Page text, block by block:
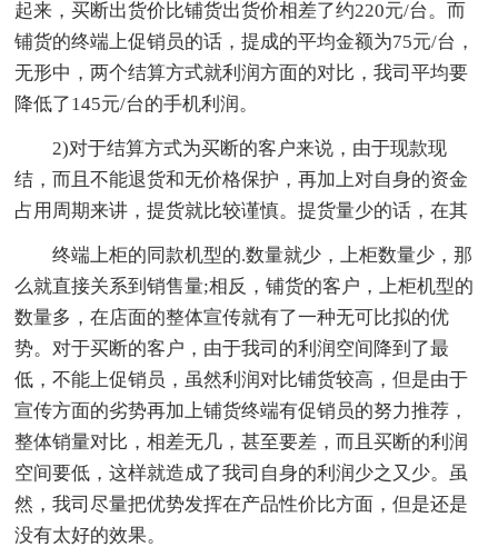
起来，买断出货价比铺货出货价相差了约220元/台。而
铺货的终端上促销员的话，提成的平均金额为75元/台，
无形中，两个结算方式就利润方面的对比，我司平均要
降低了145元/台的手机利润。
2)对于结算方式为买断的客户来说，由于现款现
结，而且不能退货和无价格保护，再加上对自身的资金
占用周期来讲，提货就比较谨慎。提货量少的话，在其
终端上柜的同款机型的.数量就少，上柜数量少，那
么就直接关系到销售量;相反，铺货的客户，上柜机型的
数量多，在店面的整体宣传就有了一种无可比拟的优
势。对于买断的客户，由于我司的利润空间降到了最
低，不能上促销员，虽然利润对比铺货较高，但是由于
宣传方面的劣势再加上铺货终端有促销员的努力推荐，
整体销量对比，相差无几，甚至要差，而且买断的利润
空间要低，这样就造成了我司自身的利润少之又少。虽
然，我司尽量把优势发挥在产品性价比方面，但是还是
没有太好的效果。